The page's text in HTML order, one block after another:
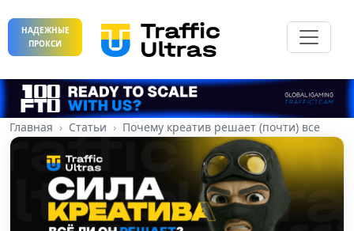
НАДЕЖНЫЕ
ПРОКСИ
Главная Статьи Почему креатив решает (почти) все